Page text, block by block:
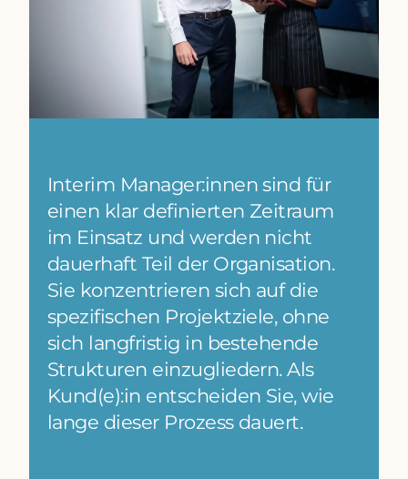
Interim Manager:innen sind für
einen klar definierten Zeitraum
im Einsatz und werden nicht
dauerhaft Teil der Organisation.
Sie konzentrieren sich auf die
spezifischen Projektziele, ohne
sich langfristig in bestehende
Strukturen einzugliedern. Als
Kund(e):in entscheiden Sie, wie
lange dieser Prozess dauert.